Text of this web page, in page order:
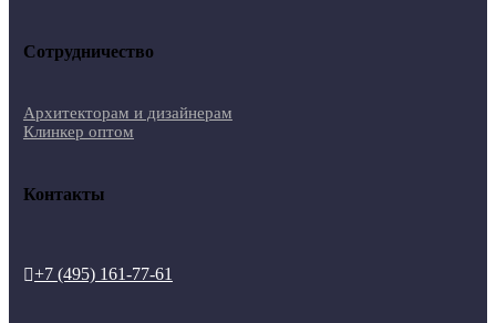
Сотрудничество
Архитекторам и дизайнерам
Клинкер оптом
Контакты
+7 (495) 161-77-61